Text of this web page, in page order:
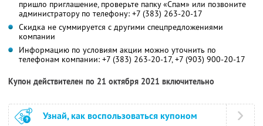
пришло приглашение, проверьте папку «Спам» или позвоните
администратору по телефону: +7 (383) 263-20-17
Скидка не суммируется с другими спецпредложениями
компании
Информацию по условиям акции можно уточнить по
телефонам компании: +7 (383) 263-20-17,+7 (903) 900-20-17
Купон действителен по 21 октября 2021 включительно
Узнай, как воспользоваться купоном